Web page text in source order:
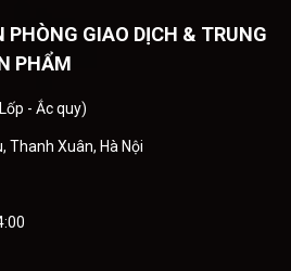
PHÒNG GIAO DỊCH & TRUNG
PHẨM
- Ắc quy)
Thanh Xuân, Hà Nội